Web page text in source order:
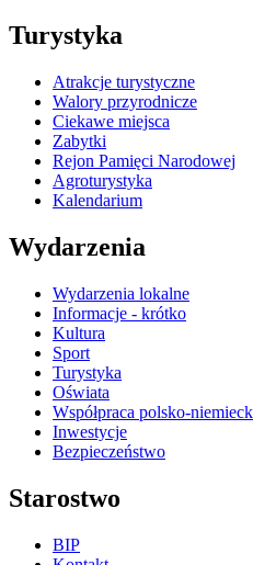
Turystyka
Atrakcje turystyczne
Walory przyrodnicze
Ciekawe miejsca
Zabytki
Rejon Pamięci Narodowej
Agroturystyka
Kalendarium
Wydarzenia
Wydarzenia lokalne
Informacje - krótko
Kultura
Sport
Turystyka
Oświata
Współpraca polsko-
Inwestycje
Bezpieczeństwo
Starostwo
BIP